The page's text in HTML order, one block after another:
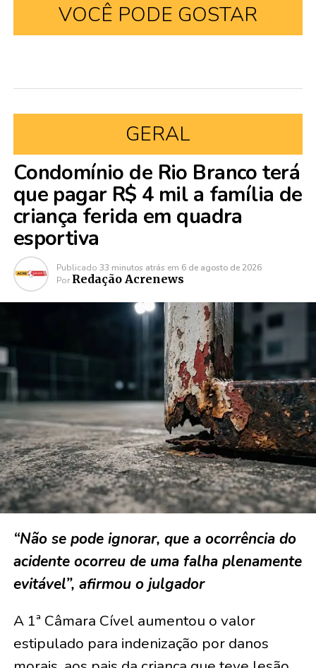
VOCÊ PODE GOSTAR
GERAL
Condomínio de Rio Branco terá
que pagar R$ 4 mil a família de
criança ferida em quadra
esportiva
Publicado 33 minutos atrás em 6 de agosto de 2026
Por Redação Acrenews
“Não se pode ignorar, que a ocorrência do
acidente ocorreu de uma falha plenamente
evitável”, afirmou o julgador
A 1ª Câmara Cível aumentou o valor
estipulado para indenização por danos